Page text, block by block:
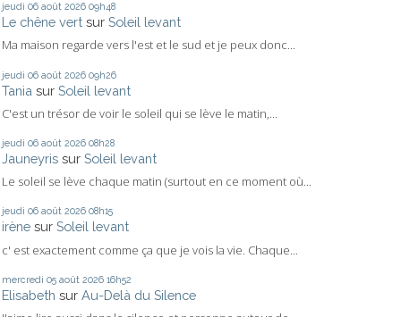
jeudi 06 août 2026 09h48
Le chêne vert sur Soleil levant
Ma maison regarde vers l'est et le sud et je peux donc...
jeudi 06 août 2026 09h26
Tania sur Soleil levant
C'est un trésor de voir le soleil qui se lève le matin,...
jeudi 06 août 2026 08h28
Jauneyris sur Soleil levant
Le soleil se lève chaque matin (surtout en ce moment où...
jeudi 06 août 2026 08h15
irène sur Soleil levant
c' est exactement comme ça que je vois la vie. Chaque...
mercredi 05 août 2026 16h52
Elisabeth sur Au-Delà du Silence